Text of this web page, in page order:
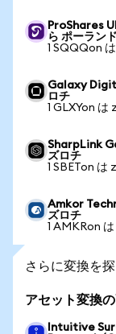
ProShares
ら ポーラン
1 SQQQon
Galaxy
ロチ
1 GLXYon は
SharpLink
ズロチ
1 SBETon は
Amkor
ズロチ
1 AMKRon
さらに変換を
アセット変換
Intuitive